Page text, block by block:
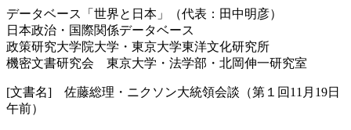
データベース「世界と日本」（代表：田中明彦）
日本政治・国際関係データベース
政策研究大学院大学・東京大学東洋文化研究所
機密文書研究会 東京大学・法学部・北岡伸一研究室
[文書名] 佐藤総理・ニクソン大統領会談（第１回11月19日
午前）